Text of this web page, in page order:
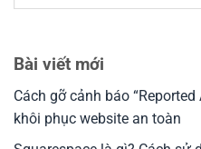
Bài viết mới
Cách gỡ cảnh báo
khôi phục website an toàn